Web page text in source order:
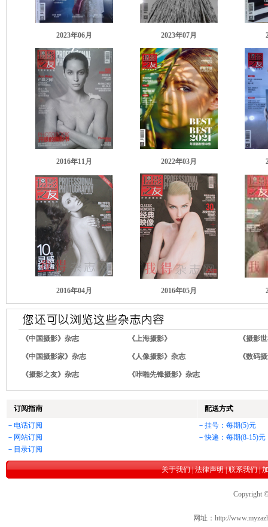
2023年06月 2023年07月
2016年11月 2022年03月
2016年04月 2016年05月
《中国摄影》杂志 《上海摄影》 《摄影
《中国摄影家》杂志 《人像摄影》杂志 《数码
《摄影之友》杂志 《咔啪先锋摄影》杂志